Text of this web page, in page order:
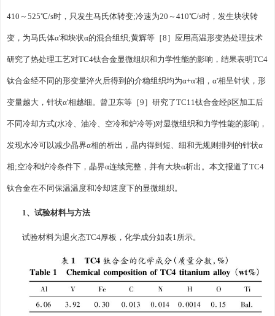
410～525℃/s时，只发生马氏体转变;冷速为20～410℃/s时，发生块状转
变，为马氏体α'和块状α的混合组织;黄辉等［8］应用高温形变热处理技术
研究了热处理工艺对TC4钛合金显微组织和力学性能的影响，结果表明TC4
钛合金经不同的形变量淬火后得到的介稳组织均为α+α'相，α'相呈针状，形
变量越大，针状α'相越细。曾卫东等［9］研究了TC11钛合金经β区加工后
不同冷却方式(水冷、油冷、空冷和炉冷等)对显微组织和力学性能的影响，
发现水冷可以减少晶界α相的析出，晶内得到短、细和无规则排列的针状α
相;空冷和炉冷条件下，晶界α连续完整，并有大块α析出。本文报道了TC4
钛合金在不同保温温度和冷却速度下的显微组织。
1、试验材料与方法
试验材料为退火态TC4厚板，化学成分如表1所示。